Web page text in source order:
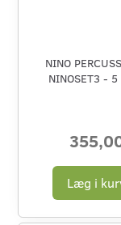
NINO
NINOSET3 - 5
Læg i